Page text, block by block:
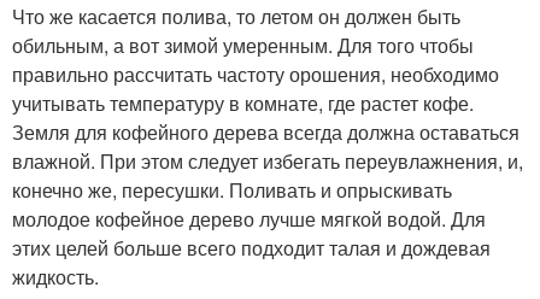
Что же касается полива, то летом он должен быть
обильным, а вот зимой умеренным. Для того чтобы
правильно рассчитать частоту орошения, необходимо
учитывать температуру в комнате, где растет кофе.
Земля для кофейного дерева всегда должна оставаться
влажной. При этом следует избегать переувлажнения, и,
конечно же, пересушки. Поливать и опрыскивать
молодое кофейное дерево лучше мягкой водой. Для
этих целей больше всего подходит талая и дождевая
жидкость.